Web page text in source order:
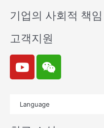
기업의 사회적 책임
고객지원
Y
o
u
W
e
i
n
Language